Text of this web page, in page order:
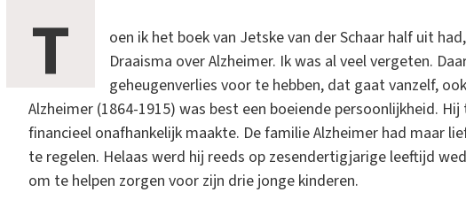
T
oen ik het boek van Jetske van der Schaar half uit
Draaisma over Alzheimer. Ik was al veel vergeten.
geheugenverlies voor te hebben, dat gaat vanzelf,
Alzheimer (1864-1915) was best een boeiende persoonlijkheid.
financieel onafhankelijk maakte. De familie Alzheimer had maar
te regelen. Helaas werd hij reeds op zesendertigjarige leeftijd
om te helpen zorgen voor zijn drie jonge kinderen.